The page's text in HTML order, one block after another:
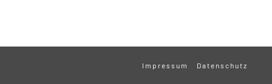
Impressum Datenschutz